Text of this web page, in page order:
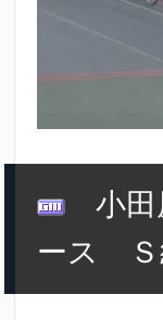
小田
ース Ｓ